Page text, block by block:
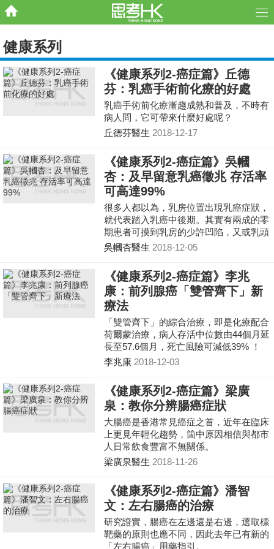
健康系列
《健康系列2-癌症篇》丘德
芬：乳癌手術前化療的好處
乳癌手術前化療漸趨成熟和普及，不時有
病人問，它可帶來什麼好處呢？
丘德芬醫生 2018-12-17
《健康系列2-癌症篇》吳幗
杏：及早留意乳癌徵兆 存活率
可高達99%
很多人都以為，乳房位置出現乳癌症狀，
就代表踏入乳癌中後期。其實有兩成的零
期患者可摸到乳房的少許凹陷，又或乳頭
出現少量分泌，餘下八成則要經乳房檢查
吳幗杏醫生 2018-12-05
《健康系列2-癌症篇》李兆
康：前列腺癌「雙管齊下」新
療法
「雙管齊下」的綜合治療，即是化療配合
荷爾蒙治療，病人存活中位數由44個月延
長至57.6個月，死亡風險可減低39% ！
李兆康 2018-12-03
《健康系列2-癌症篇》梁廣
泉：教你分辨腸癌症狀
大腸癌是香港常見癌症之首，近年在臨床
上更見年輕化趨勢，箇中原因相信與都市
人日常飲食豐富不無關係。
梁廣泉醫生 2018-11-26
《健康系列2-癌症篇》潘智
文：左右腸癌的治療
研究證實，腸癌在左邊還是右邊，選取標
靶藥的原則也應不同，因此去年已有新的
「左右腸癌」用藥指引。